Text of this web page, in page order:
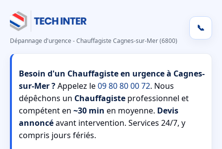
Dépannage d'urgence - Chauffagiste Cagnes-sur-Mer (6800)
📞
Besoin d'un Chauffagiste en urgence à Cagnes-
sur-Mer ?Appelez le09 80 80 00 72. Nous
dépêchons un Chauffagiste professionnel et
compétent en ~30 min en moyenne. Devis
annoncéavant intervention. Services 24/7, y
compris jours fériés.